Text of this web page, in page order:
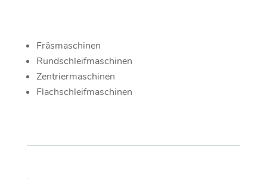
Fräsmaschinen
Rundschleifmaschinen
Zentriermaschinen
Flachschleifmaschinen